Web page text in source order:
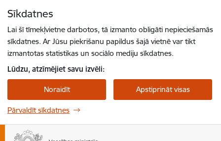
Sīkdatnes
Lai šī tīmekļvietne darbotos, tā izmanto obligāti nepieciešamās
sīkdatnes. Ar Jūsu piekrišanu papildus šajā vietnē var tikt
izmantotas statistikas un sociālo mediju sīkdatnes.
Lūdzu, atzīmējiet savu izvēli:
Noraidīt Apstiprināt visas
Pārvaldīt sīkdatnes